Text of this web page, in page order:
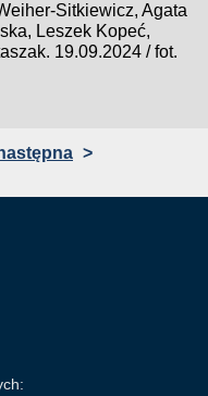
Sitkiewicz, Agata
Leszek Kopeć,
19.09.2024 / fot.
>